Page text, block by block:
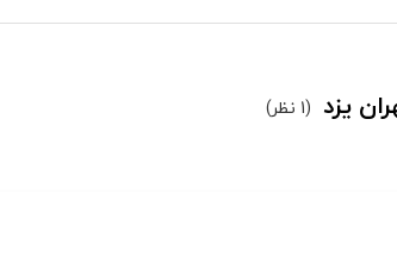
یزد (1 نظر)